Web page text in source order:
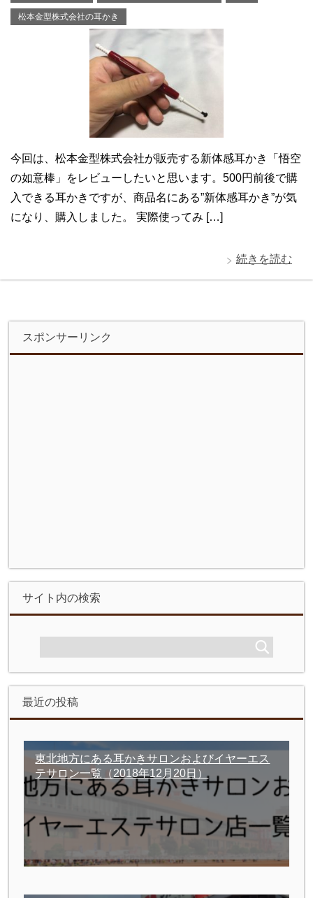
松本金型株式会社の耳かき
今回は、松本金型株式会社が販売する新体感耳かき「悟空
の如意棒」をレビューしたいと思います。500円前後で購
入できる耳かきですが、商品名にある”新体感耳かき”が気
になり、購入しました。 実際使ってみ […]
続きを読む
スポンサーリンク
サイト内の検索
最近の投稿
東北地方にある耳かきサロンおよびイヤーエス
テサロン一覧 （2018年12月20日）